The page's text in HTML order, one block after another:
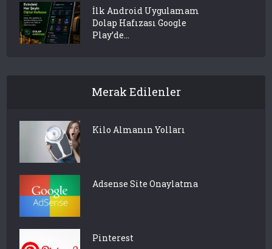
İlk Android Uygulamam
Dolap Hafızası Google
Play’de...
Merak Edilenler
Kilo Almanın Yolları
Adsense Site Onaylatma
Pinterest